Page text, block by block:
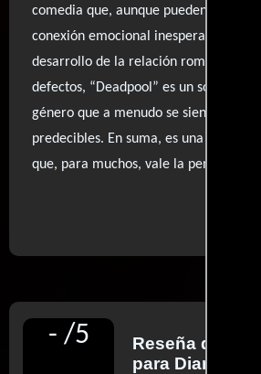
comedia que, aunque pueden ser
conexión emocional inesperada,
desarrollo de la relación romántica. A
defectos, “Deadpool” es un soplo de
género que a menudo se siente
predecibles. En suma, es una
que, para muchos, vale la pena
- /5 Reseña de
para Diario El